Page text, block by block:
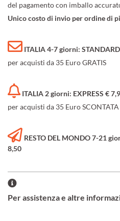
del pagamento con imballo
Unico costo di invio per ordine di
ITALIA 4-7 giorni:
per acquisti da 35 Euro GRATIS
ITALIA 2 giorni: EXPRESS €
per acquisti da 35 Euro
RESTO DEL MONDO 7-21
8,50
Per assistenza e altre